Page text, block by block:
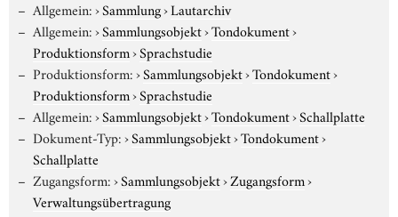
Allgemein:›Sammlung›Lautarchiv
Allgemein:›Sammlungsobjekt›Tondokument›
Produktionsform›Sprachstudie
Produktionsform:›Sammlungsobjekt›Tondokument›
Produktionsform›Sprachstudie
Allgemein:›Sammlungsobjekt›Tondokument›Schallplatte
Dokument-Typ:›Sammlungsobjekt›Tondokument›
Schallplatte
Zugangsform:›Sammlungsobjekt›Zugangsform›
Verwaltungsübertragung